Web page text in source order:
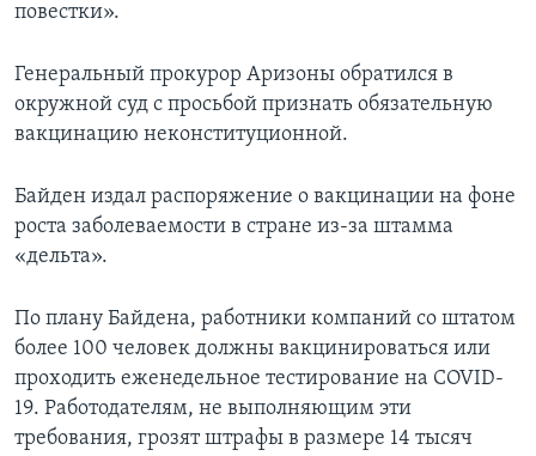
повестки».
Генеральный прокурор Аризоны обратился в
окружной суд с просьбой признать обязательную
вакцинацию неконституционной.
Байден издал распоряжение о вакцинации на фоне
роста заболеваемости в стране из-за штамма
«дельта».
По плану Байдена, работники компаний со штатом
более 100 человек должны вакцинироваться или
проходить еженедельное тестирование на COVID-
19. Работодателям, не выполняющим эти
требования, грозят штрафы в размере 14 тысяч